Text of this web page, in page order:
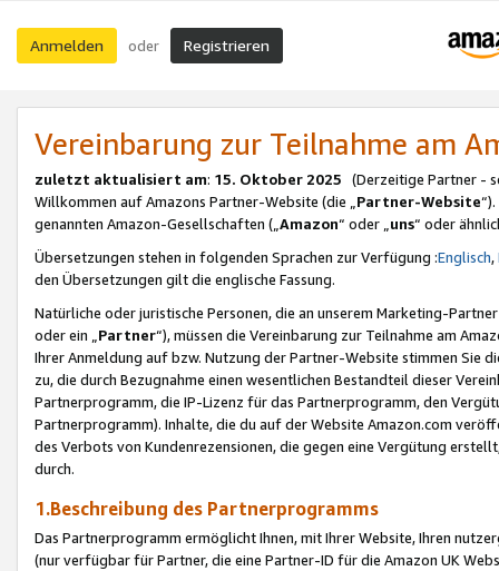
Anmelden oder Registrieren
Vereinbarung zur Teilnahme am
zuletzt aktualisiert am: 15. Oktober 2025 (Derzeitige Partner -
Willkommen auf Amazons Partner-Website (die „Partner-Website
genannten Amazon-Gesellschaften („Amazon“ oder „uns“ oder
Übersetzungen stehen in folgenden Sprachen zur Verfügung :Englisch,
den Übersetzungen gilt die englische Fassung.
Natürliche oder juristische Personen, die an unserem Marketing-
oder ein „Partner“), müssen die Vereinbarung zur Teilnahme am
Ihrer Anmeldung auf bzw. Nutzung der Partner-Website stimmen Sie
zu, die durch Bezugnahme einen wesentlichen Bestandteil dieser
Partnerprogramm, die IP-Lizenz für das Partnerprogramm, den
Partnerprogramm). Inhalte, die du auf der Website Amazon.com
des Verbots von Kundenrezensionen, die gegen eine Vergütung
durch.
1.Beschreibung des Partnerprogramms
Das Partnerprogramm ermöglicht Ihnen, mit Ihrer Website, Ihren
(nur verfügbar für Partner, die eine Partner-ID für die Amazon UK